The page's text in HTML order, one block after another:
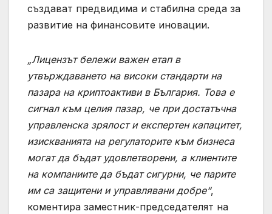
създават предвидима и стабилна среда за
развитие на финансовите иновации.
„Лицензът бележи важен етап в
утвърждаването на високи стандарти на
пазара на криптоактиви в България. Това е
сигнал към целия пазар, че при достатъчна
управленска зрялост и експертен капацитет,
изискванията на регулаторите към бизнеса
могат да бъдат удовлетворени, а клиентите
на компаниите да бъдат сигурни, че парите
им са защитени и управлявани добре“,
коментира заместник-председателят на